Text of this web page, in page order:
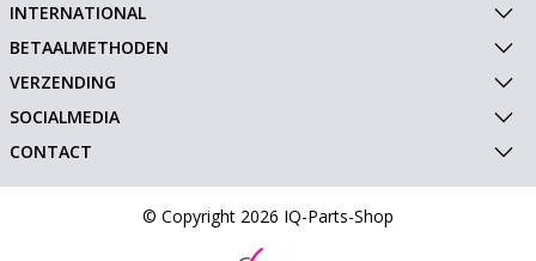
INTERNATIONAL
BETAALMETHODEN
VERZENDING
SOCIALMEDIA
CONTACT
© Copyright 2026 IQ-Parts-Shop